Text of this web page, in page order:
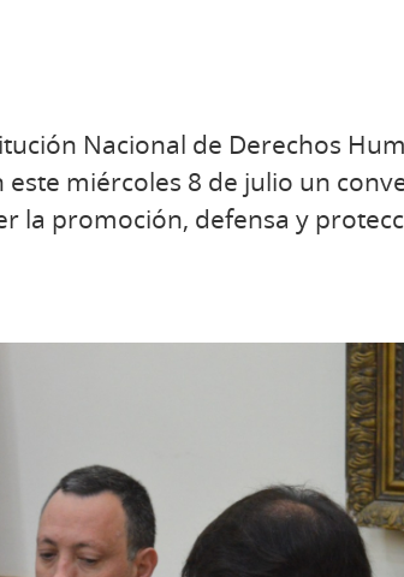
Nacional de Derechos
miércoles 8 de julio un
la promoción, defensa y